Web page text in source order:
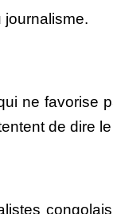
ne favorise
de dire